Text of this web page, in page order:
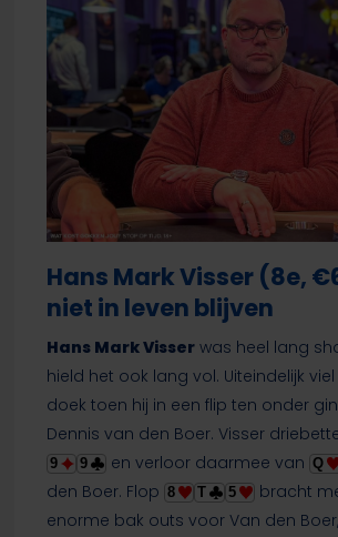
Hans Mark Visser (8e,
niet in leven blijven
Hans Mark Visserwas heel lang
hield het ook lang vol. Uiteindelijk
doek toen hij in een flip ten onder
Dennis van den Boer. Visser
9 9 en verloor daarmee van Q
den Boer. Flop 8 T 5
bracht
enorme bak outs voor Van den